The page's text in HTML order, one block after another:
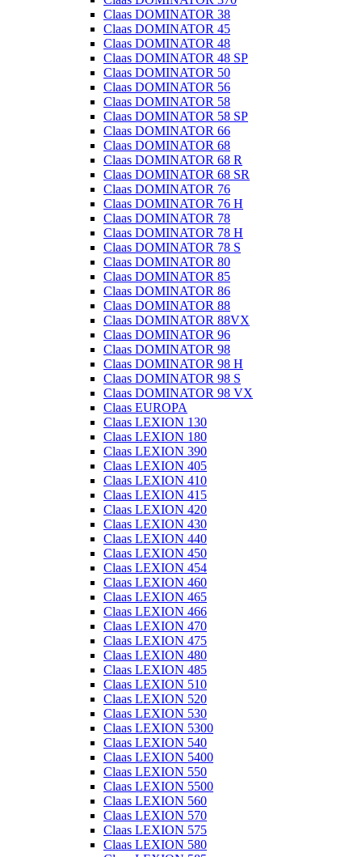
Claas DOMINATOR 38
Claas DOMINATOR 45
Claas DOMINATOR 48
Claas DOMINATOR 48 SP
Claas DOMINATOR 50
Claas DOMINATOR 56
Claas DOMINATOR 58
Claas DOMINATOR 58 SP
Claas DOMINATOR 66
Claas DOMINATOR 68
Claas DOMINATOR 68 R
Claas DOMINATOR 68 SR
Claas DOMINATOR 76
Claas DOMINATOR 76 H
Claas DOMINATOR 78
Claas DOMINATOR 78 H
Claas DOMINATOR 78 S
Claas DOMINATOR 80
Claas DOMINATOR 85
Claas DOMINATOR 86
Claas DOMINATOR 88
Claas DOMINATOR 88VX
Claas DOMINATOR 96
Claas DOMINATOR 98
Claas DOMINATOR 98 H
Claas DOMINATOR 98 S
Claas DOMINATOR 98 VX
Claas EUROPA
Claas LEXION 130
Claas LEXION 180
Claas LEXION 390
Claas LEXION 405
Claas LEXION 410
Claas LEXION 415
Claas LEXION 420
Claas LEXION 430
Claas LEXION 440
Claas LEXION 450
Claas LEXION 454
Claas LEXION 460
Claas LEXION 465
Claas LEXION 466
Claas LEXION 470
Claas LEXION 475
Claas LEXION 480
Claas LEXION 485
Claas LEXION 510
Claas LEXION 520
Claas LEXION 530
Claas LEXION 5300
Claas LEXION 540
Claas LEXION 5400
Claas LEXION 550
Claas LEXION 5500
Claas LEXION 560
Claas LEXION 570
Claas LEXION 575
Claas LEXION 580